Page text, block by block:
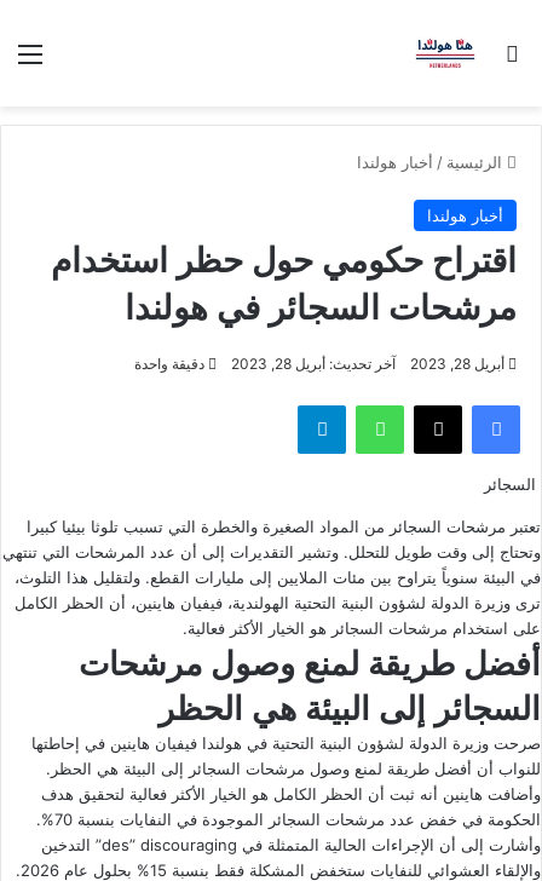
بحث عن
الرئيسية / أخبار هولندا
أخبار هولندا
اقتراح حكومي حول حظر استخدام
مرشحات السجائر في هولندا
أبريل 28, 2023 آخر تحديث: أبريل 28, 2023 دقيقة واحدة
فيسبوك ‫X واتساب تيلقرام
السجائر
تعتبر مرشحات السجائر من المواد الصغيرة والخطرة التي تسبب تلوثا بيئيا كبيرا
وتحتاج إلى وقت طويل للتحلل. وتشير التقديرات إلى أن عدد المرشحات التي تنتهي
في البيئة سنوياً يتراوح بين مئات الملايين إلى مليارات القطع. ولتقليل هذا التلوث،
ترى وزيرة الدولة لشؤون البنية التحتية الهولندية، فيفيان هاينين، أن الحظر الكامل
على استخدام مرشحات السجائر هو الخيار الأكثر فعالية.
أفضل طريقة لمنع وصول مرشحات
السجائر إلى البيئة هي الحظر
صرحت وزيرة الدولة لشؤون البنية التحتية في هولندا فيفيان هاينين في إحاطتها
للنواب أن أفضل طريقة لمنع وصول مرشحات السجائر إلى البيئة هي الحظر.
وأضافت هاينين أنه ثبت أن الحظر الكامل هو الخيار الأكثر فعالية لتحقيق هدف
الحكومة في خفض عدد مرشحات السجائر الموجودة في النفايات بنسبة 70%.
وأشارت إلى أن الإجراءات الحالية المتمثلة في des” discouraging” التدخين
والإلقاء العشوائي للنفايات ستخفض المشكلة فقط بنسبة 15% بحلول عام 2026.